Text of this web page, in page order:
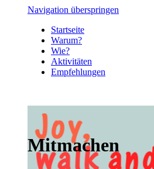
Navigation überspringen
Startseite
Warum?
Wie?
Aktivitäten
Empfehlungen
Mitmachen